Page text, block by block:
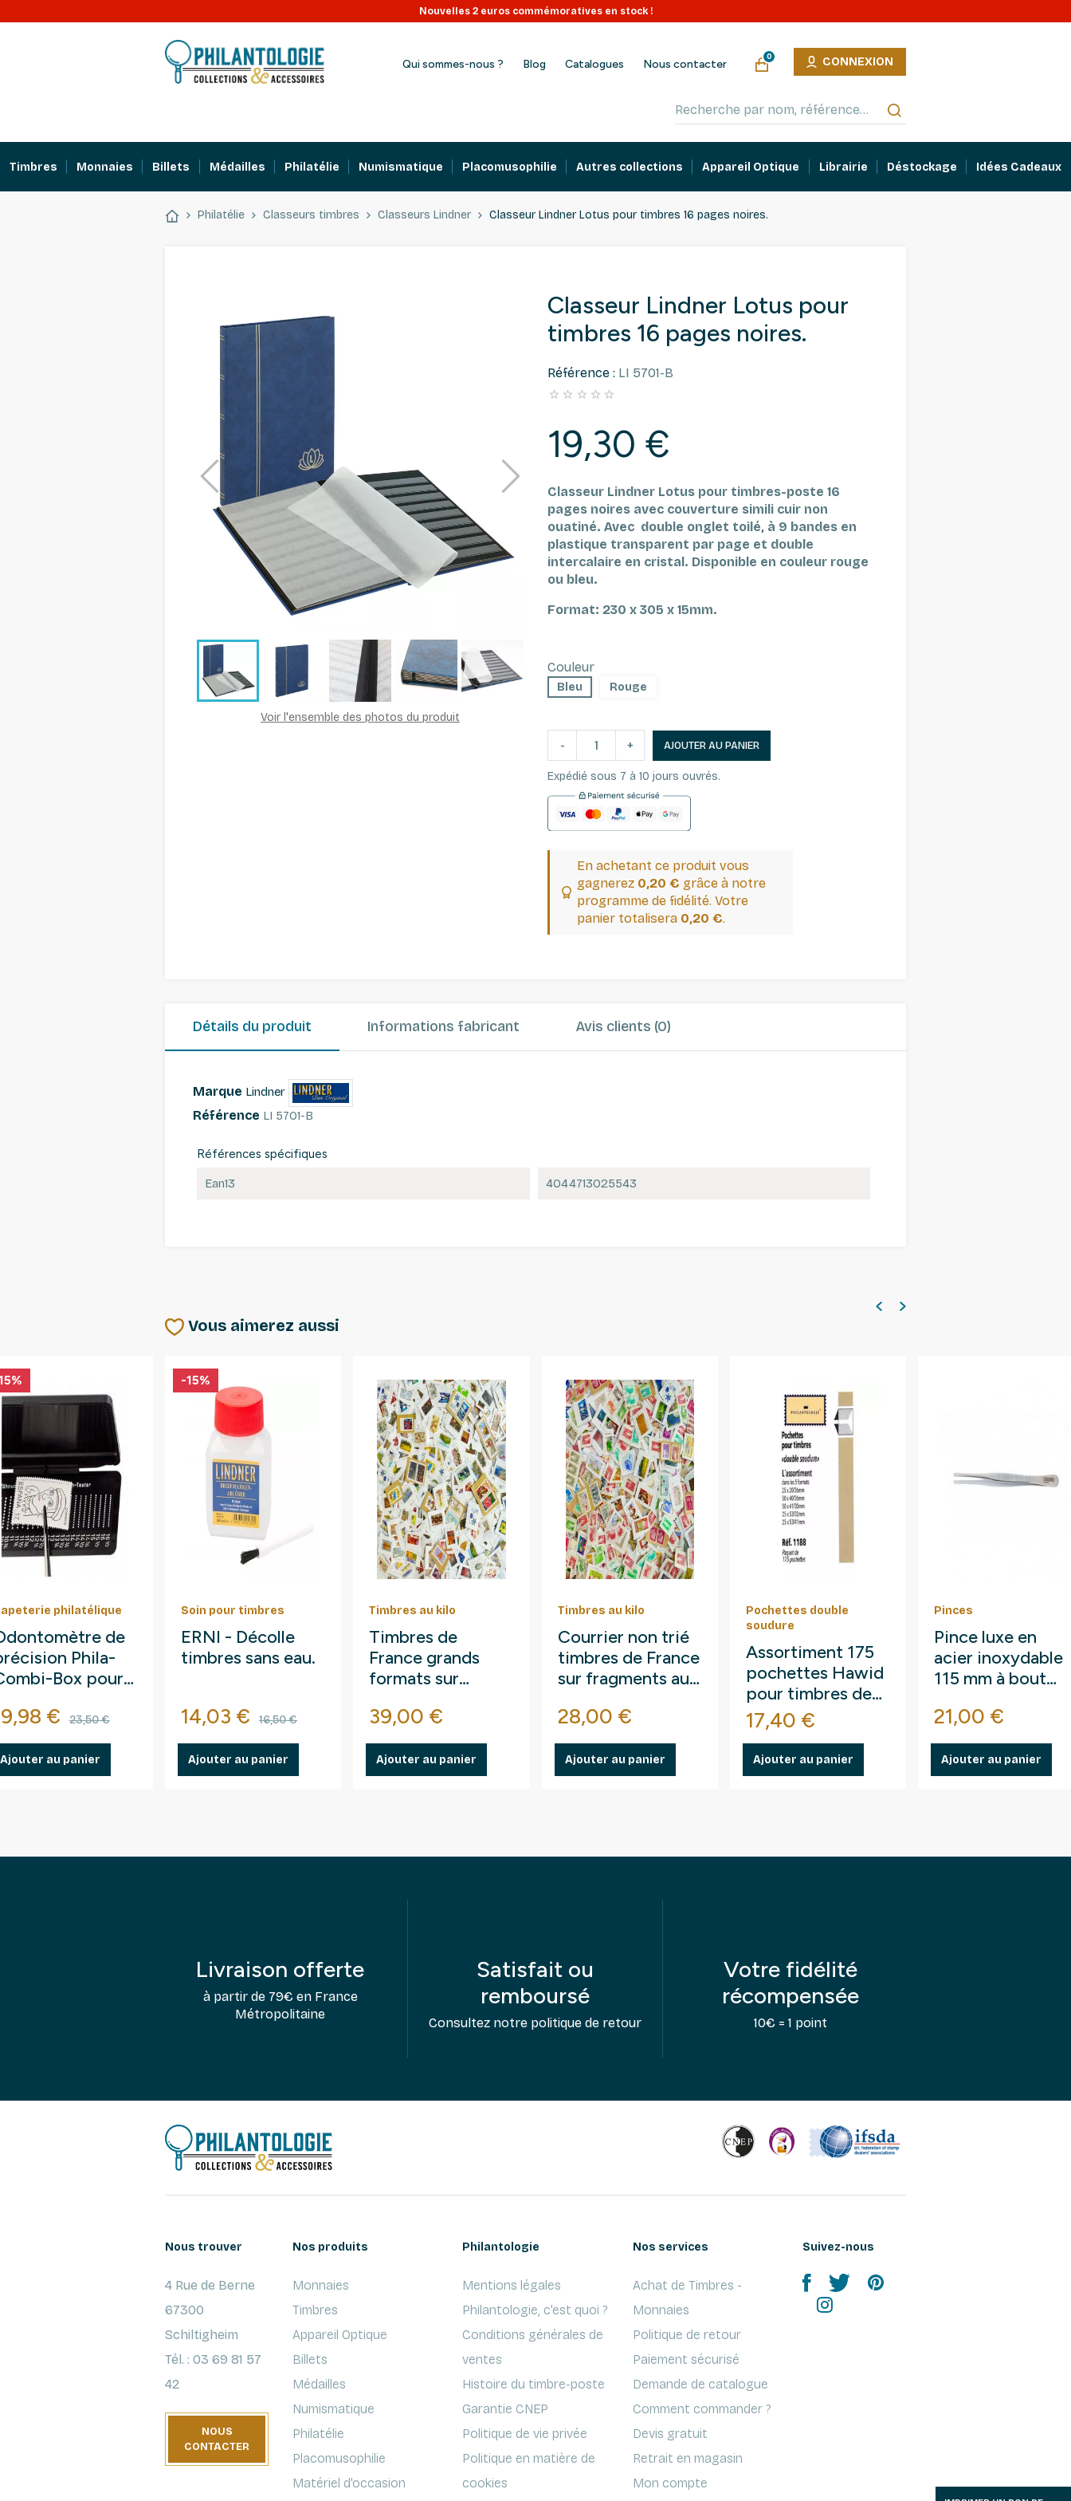
Nouvelles 2 euros commémoratives en stock !
Qui sommes-nous ? Blog Catalogues Nous contacter
0 CONNEXION
Timbres Monnaies Billets Médailles Philatélie Numismatique Placomusophilie Autres collections Appareil Optique Librairie Déstockage Idées Cadeaux
Philatélie Classeurs timbres Classeurs Lindner Classeur Lindner Lotus pour timbres 16 pages noires.
Voir l'ensemble des photos du produit
Classeur Lindner Lotus pour
timbres 16 pages noires.
Référence : LI 5701-B
    
19,30 €
Classeur Lindner Lotus pour timbres-poste 16
pages noires avec couverture simili cuir non
ouatiné. Avec double onglet toilé, à 9 bandes en
plastique transparent par page et double
intercalaire en cristal. Disponible en couleur rouge
ou bleu.
Format: 230 x 305 x 15mm.
Couleur
Bleu Rouge
- + AJOUTER AU PANIER
Expédié sous 7 à 10 jours ouvrés.
En achetant ce produit vous
gagnerez 0,20 € grâce à notre
programme de fidélité. Votre
panier totalisera 0,20 €.
Détails du produit Informations fabricant Avis clients (0)
Marque Lindner
Référence LI 5701-B
Références spécifiques
Ean13 4044713025543
Vous aimerez aussi
philatélique
de
Phila-
Box pour
€ Prix de base
23,50 €
Ajouter au panier
Soin pour timbres
ERNI - Décolle
timbres sans eau.
Prix
14,03 € Prix de base
16,50 €
-15%
Ajouter au panier
Timbres au kilo
Timbres de
France grands
formats sur
Prix
39,00 €
Ajouter au panier
Timbres au kilo
Courrier non trié
timbres de France
sur fragments au
Prix
28,00 €
Ajouter au panier
Pochettes double
soudure
Assortiment 175
pochettes Hawid
pour timbres de
France.
Prix
17,40 €
Ajouter au panier
Pinces
Pince luxe en
acier inoxydable
115 mm à bout
Prix
21,00 €
Ajouter au panier
Livraison offerte
à partir de 79€ en France
Métropolitaine
Satisfait ou
remboursé
Consultez notre politique de retour
Votre fidélité
récompensée
10€ = 1 point
Nous trouver
4 Rue de Berne
67300
Schiltigheim
Tél. : 03 69 81 57
42
NOUS
CONTACTER
Nos produits
Monnaies
Timbres
Appareil Optique
Billets
Médailles
Numismatique
Philatélie
Placomusophilie
Matériel d'occasion
Philantologie
Mentions légales
Philantologie, c'est quoi ?
Conditions générales de
ventes
Histoire du timbre-poste
Garantie CNEP
Politique de vie privée
Politique en matière de
cookies
Nos services
Achat de Timbres -
Monnaies
Politique de retour
Paiement sécurisé
Demande de catalogue
Comment commander ?
Devis gratuit
Retrait en magasin
Mon compte
Suivez-nous